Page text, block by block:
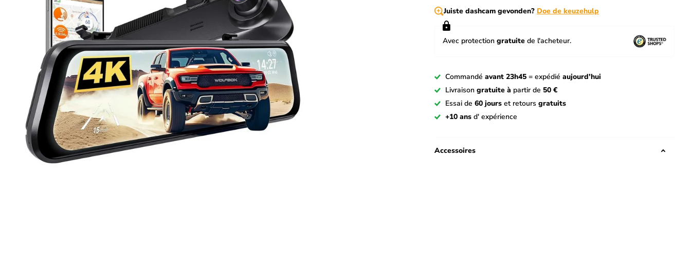
Juiste dashcam gevonden? Doe de keuzehulp
Avec protection gratuite de l'acheteur.
Commandé avant 23h45 = expédié aujourd'hui
Livraison gratuite à partir de 50 €
Essai de 60 jours et retours gratuits
+10 ans d' expérience
Accessoires